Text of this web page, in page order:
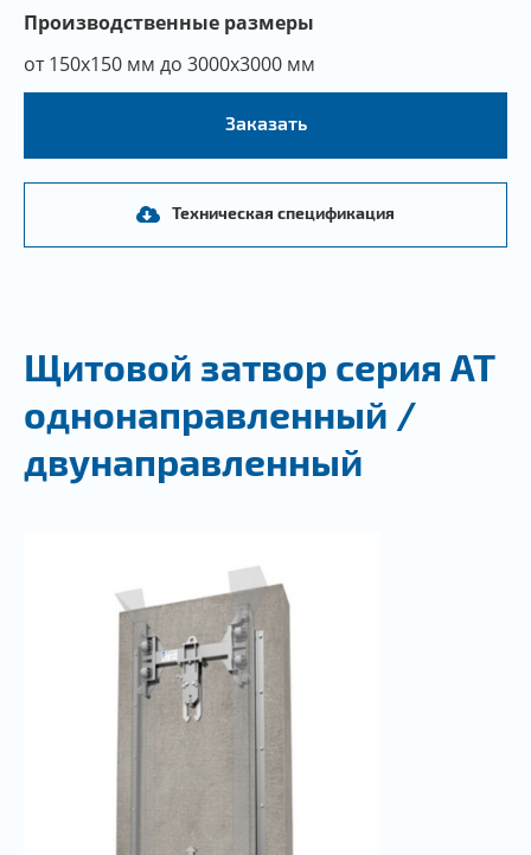
Производственные размеры
от 150x150 мм до 3000x3000 мм
Заказать
Техническая спецификация
Щитовой затвор серия AT
однонаправленный /
двунаправленный